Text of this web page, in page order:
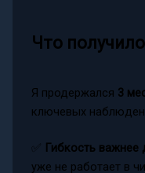
Что
Я продержался 3
ключевых
Гибкость важнее
уже не работает в